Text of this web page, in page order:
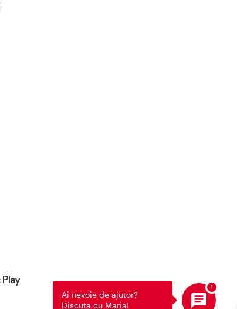
Ai nevoie de ajutor?
Discuta cu Maria!